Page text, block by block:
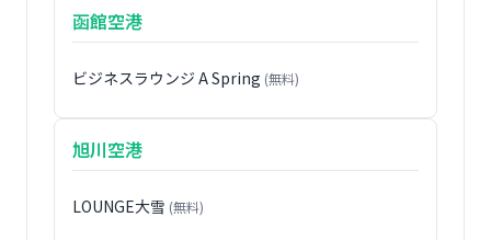
函館空港
ビジネスラウンジ A Spring (無料)
旭川空港
LOUNGE大雪 (無料)